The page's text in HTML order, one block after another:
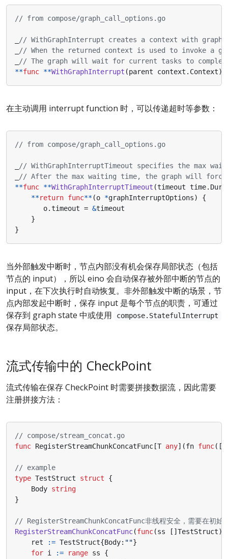
// from compose/graph_call_options.go
// WithGraphInterrupt creates a context with graph
// When the returned context is used to invoke
// The graph will wait for current tasks to
**func **WithGraphInterrupt (parent context . Context)
在主动调用 interrupt function 时，可以传递超时等参数：
// from compose/graph_call_options.go
// WithGraphInterruptTimeout specifies the max
// After the max waiting time, the graph will force
**func **WithGraphInterruptTimeout (timeout time.
**return func**(o *graphInterruptOptions)
{
o.timeout = &timeout
}
}
当外部触发中断时，节点内部没有机会保存局部状态（包括
节点的 input），所以 eino 会自动保存被外部中断的节点的
input，在下次执行时自动恢复。非外部触发中断的场景，节
点内部发起中断时，保存 input 是每个节点的职责，可通过
保存到 graph state 中或使用
compose.StatefulInterrupt
保存局部状态。
流式传输中的 CheckPoint
流式传输在保存 CheckPoint 时需要拼接数据流，因此需要
注册拼接方法：
// compose/stream_concat.go
func RegisterStreamChunkConcatFunc [T any](fn func([]
// example
type TestStruct struct
{
Body string
}
// RegisterStreamChunkConcatFunc非线程安全，需要在初始
RegisterStreamChunkConcatFunc(func(ss [] TestStruct)(
ret
:= TestStruct{Body: ""}
for i := range ss
{